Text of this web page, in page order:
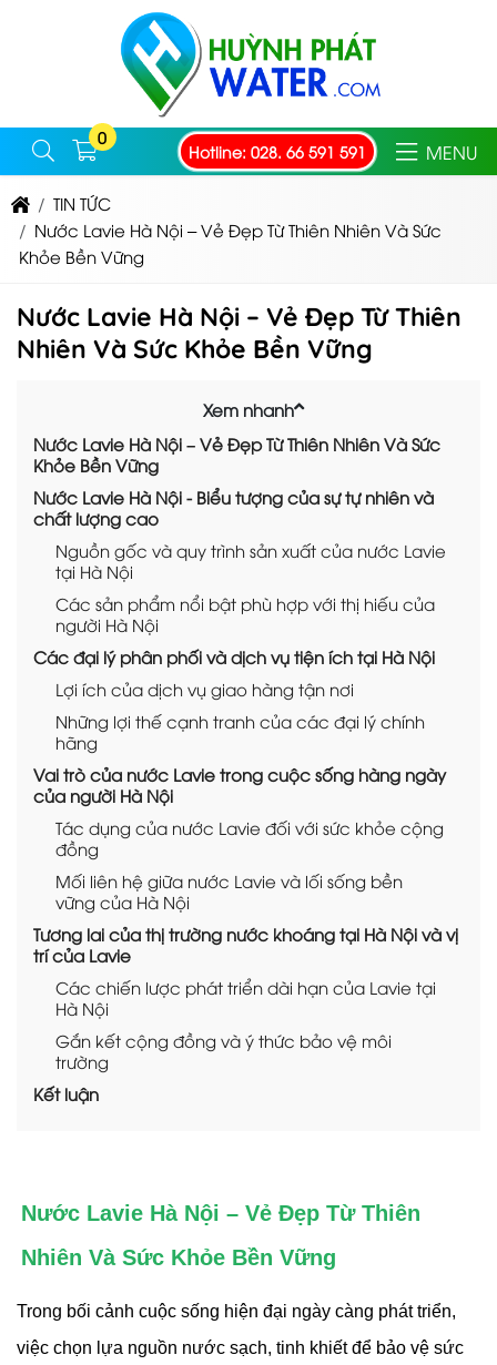
0
Hotline: 028. 66 591 591 MENU
TIN TỨC
Nước Lavie Hà Nội – Vẻ Đẹp Từ Thiên Nhiên Và Sức
Khỏe Bền Vững
Nước Lavie Hà Nội – Vẻ Đẹp Từ Thiên
Nhiên Và Sức Khỏe Bền Vững
Xem nhanh
Nước Lavie Hà Nội – Vẻ Đẹp Từ Thiên Nhiên Và Sức
Khỏe Bền Vững
Nước Lavie Hà Nội - Biểu tượng của sự tự nhiên và
chất lượng cao
Nguồn gốc và quy trình sản xuất của nước Lavie
tại Hà Nội
Các sản phẩm nổi bật phù hợp với thị hiếu của
người Hà Nội
Các đại lý phân phối và dịch vụ tiện ích tại Hà Nội
Lợi ích của dịch vụ giao hàng tận nơi
Những lợi thế cạnh tranh của các đại lý chính
hãng
Vai trò của nước Lavie trong cuộc sống hàng ngày
của người Hà Nội
Tác dụng của nước Lavie đối với sức khỏe cộng
đồng
Mối liên hệ giữa nước Lavie và lối sống bền
vững của Hà Nội
Tương lai của thị trường nước khoáng tại Hà Nội và vị
trí của Lavie
Các chiến lược phát triển dài hạn của Lavie tại
Hà Nội
Gắn kết cộng đồng và ý thức bảo vệ môi
trường
Kết luận
Nước Lavie Hà Nội – Vẻ Đẹp Từ Thiên
Nhiên Và Sức Khỏe Bền Vững
Trong bối cảnh cuộc sống hiện đại ngày càng phát triển,
việc chọn lựa nguồn nước sạch, tinh khiết để bảo vệ sức